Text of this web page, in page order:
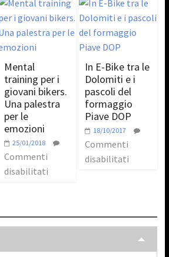
Mental
training per i
giovani bikers.
Una palestra
per le
emozioni
25/01/2018
Commenti
disabilitati
In E-Bike tra le
Dolomiti e i
pascoli del
formaggio
Piave DOP
18/10/2017
Commenti
disabilitati